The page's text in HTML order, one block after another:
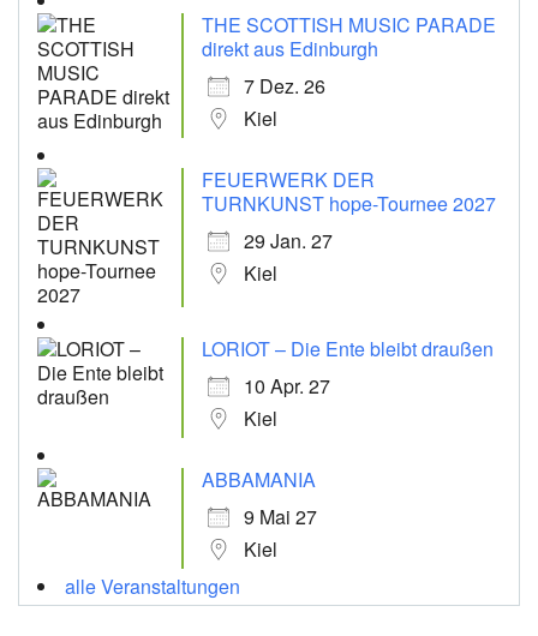
THE SCOTTISH MUSIC PARADE
direkt aus Edinburgh
7 Dez. 26
Kiel
FEUERWERK DER
TURNKUNST hope-Tournee 2027
29 Jan. 27
Kiel
LORIOT – Die Ente bleibt draußen
10 Apr. 27
Kiel
ABBAMANIA
9 Mai 27
Kiel
alle Veranstaltungen